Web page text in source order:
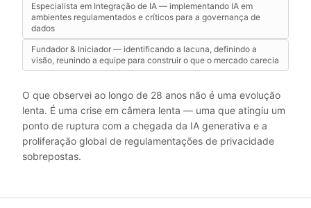
Especialista em Integração de IA — implementando IA em
ambientes regulamentados e críticos para a governança de
dados
Fundador & Iniciador — identificando a lacuna, definindo a
visão, reunindo a equipe para construir o que o mercado carecia
O que observei ao longo de 28 anos não é uma evolução
lenta. É uma crise em câmera lenta — uma que atingiu um
ponto de ruptura com a chegada da IA generativa e a
proliferação global de regulamentações de privacidade
sobrepostas.